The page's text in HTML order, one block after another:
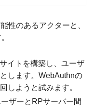
性のあるアクターと、
イトを構築し、ユーザ
します。WebAuthnの
しようと試みます。
ーザーとRPサーバー間